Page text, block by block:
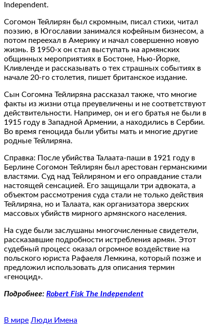
Independent.
Согомон Тейлирян был скромным, писал стихи, читал
поэзию, в Югославии занимался кофейным бизнесом, а
потом переехал в Америку и начал совершенно новую
жизнь. В 1950-х он стал выступать на армянских
общинных мероприятиях в Бостоне, Нью-Йорке,
Кливленде и рассказывать о тех страшных событиях в
начале 20-го столетия, пишет британское издание.
Сын Согомна Тейлиряна рассказал также, что многие
факты из жизни отца преувеличены и не соответствуют
действительности. Например, он и его братья не были в
1915 году в Западной Армении, а находились в Сербии.
Во время геноцида были убиты мать и многие другие
родные Тейлиряна.
Справка: После убийства Талаата-паши в 1921 году в
Берлине Согомон Тейлирян был арестован германскими
властями. Суд над Тейлиряном и его оправдание стали
настоящей сенсацией. Его защищали три адвоката, а
объектом рассмотрения суда стали не только действия
Тейлиряна, но и Талаата, как организатора зверских
массовых убийств мирного армянского населения.
На суде были заслушаны многочисленные свидетели,
рассказавшие подробности истребления армян. Этот
судебный процесс оказал огромное воздействие на
польского юриста Рафаеля Лемкина, который позже и
предложил использовать для описания термин
«геноцид».
Подробнее: Robert Fisk The Independent
В мире Люди Имена